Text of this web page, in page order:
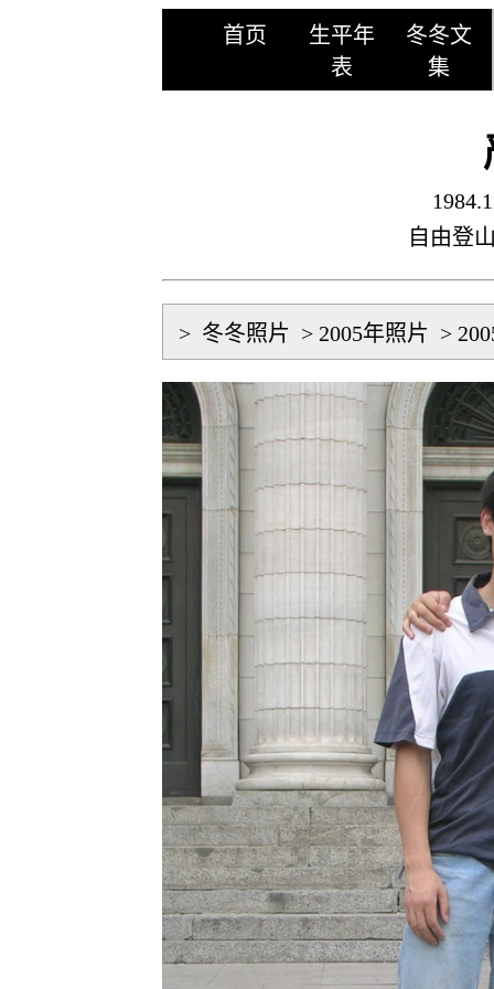
首页
生平年
表
冬冬文
集
自由登
> 冬冬照片 > 2005年照片 >